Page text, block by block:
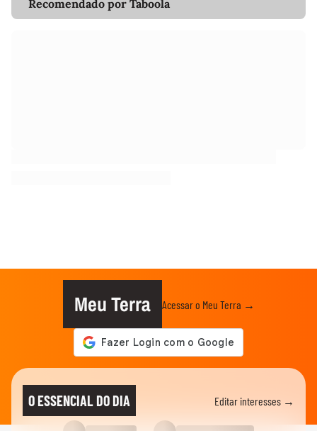
Recomendado por Taboola
Meu Terra Acessar o Meu Terra →
O ESSENCIAL DO DIA Editar interesses →